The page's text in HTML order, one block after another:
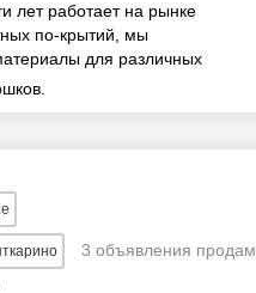
лет работает на рынке
по-крытий, мы
для различных
3 объявления продам